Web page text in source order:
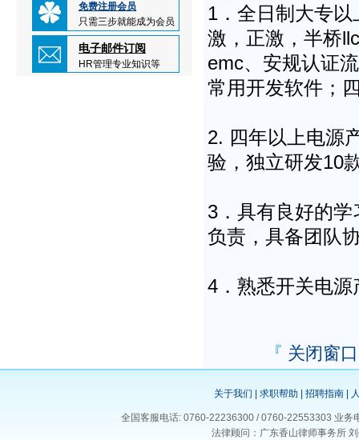
免费注册会员
只需三步就能成为会员
电子邮件订阅
HR管理专业知识等
1．全日制大专
激，正激，半桥
emc、安规认证
常用开发软件；
2. 四年以上电源
验，独立研发10
3．具有良好的
负责，具备团队
4．熟悉开关电
『 关闭窗口
关于我们 求职帮助 招聘指南
全国客服电话: 0760-22236300 / 0760-22553303 业
法律顾问：广东香山律师事务所